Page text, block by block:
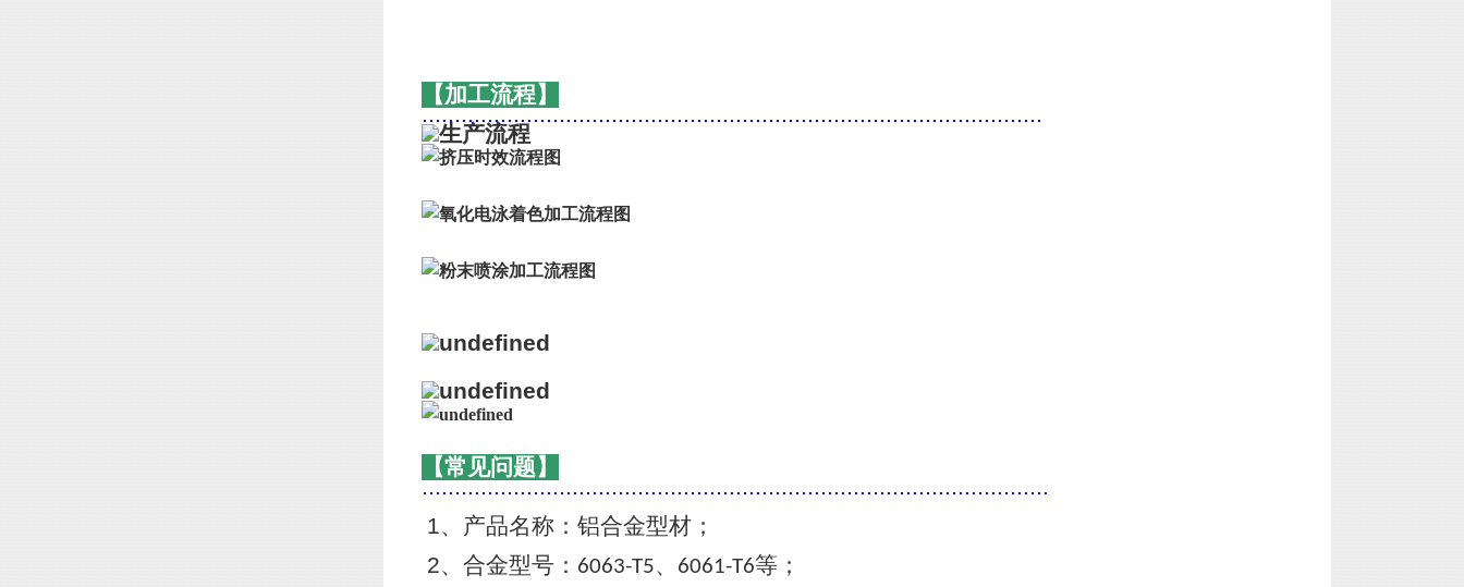
【加工流程】
...............................................................................................
【常见问题】
................................................................................................
1、产品名称：铝合金型材；
2、合金型号： 6063-T5、 6061-T6等；